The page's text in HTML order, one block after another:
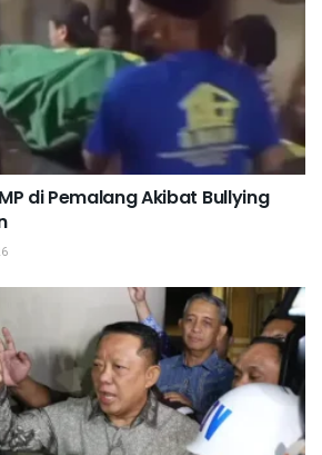
di Pemalang Akibat Bullying